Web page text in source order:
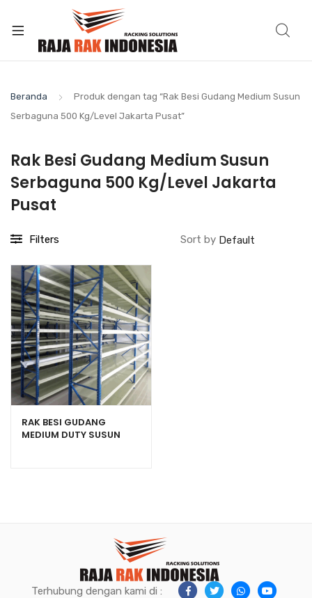
Beranda
Produk dengan tag “Rak Besi Gudang Medium Susun
Serbaguna 500 Kg/Level Jakarta Pusat”
Rak Besi Gudang Medium Susun
Serbaguna 500 Kg/Level Jakarta
Pusat
Filters Sort by
RAK BESI GUDANG
MEDIUM DUTY SUSUN
Terhubung dengan kami di :